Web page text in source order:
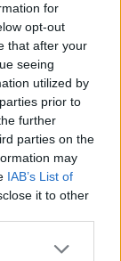
for
opt-out
that after your
seeing
utilized by
prior to
further
parties on the
may
IAB’s List of
it to other
εδώ και
Πλήθος